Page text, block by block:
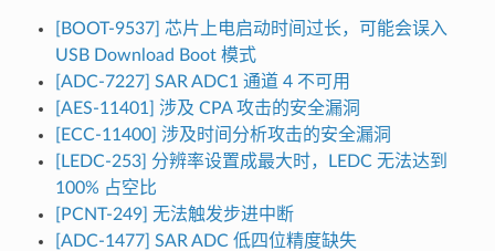
[BOOT-9537] 芯片上电启动时间过长，可能会误入
USB Download Boot 模式
[ADC-7227] SAR ADC1 通道 4 不可用
[AES-11401] 涉及 CPA 攻击的安全漏洞
[ECC-11400] 涉及时间分析攻击的安全漏洞
[LEDC-253] 分辨率设置成最大时，LEDC 无法达到
100% 占空比
[PCNT-249] 无法触发步进中断
[ADC-1477] SAR ADC 低四位精度缺失